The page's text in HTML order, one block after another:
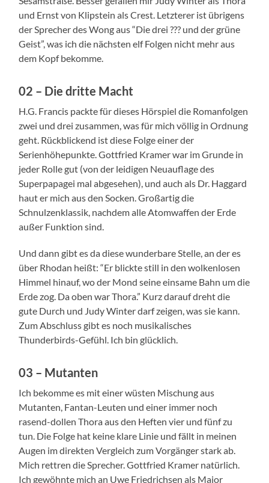
und Ernst von Klipstein als Crest. Letzterer ist übrigens
der Sprecher des Wong aus “Die drei ??? und der grüne
Geist”, was ich die nächsten elf Folgen nicht mehr aus
dem Kopf bekomme.
02 – Die dritte Macht
H.G. Francis packte für dieses Hörspiel die Romanfolgen
zwei und drei zusammen, was für mich völlig in Ordnung
geht. Rückblickend ist diese Folge einer der
Serienhöhepunkte. Gottfried Kramer war im Grunde in
jeder Rolle gut (von der leidigen Neuauflage des
Superpapagei mal abgesehen), und auch als Dr. Haggard
haut er mich aus den Socken. Großartig die
Schnulzenklassik, nachdem alle Atomwaffen der Erde
außer Funktion sind.
Und dann gibt es da diese wunderbare Stelle, an der es
über Rhodan heißt: “Er blickte still in den wolkenlosen
Himmel hinauf, wo der Mond seine einsame Bahn um die
Erde zog. Da oben war Thora.” Kurz darauf dreht die
gute Durch und Judy Winter darf zeigen, was sie kann.
Zum Abschluss gibt es noch musikalisches
Thunderbirds-Gefühl. Ich bin glücklich.
03 – Mutanten
Ich bekomme es mit einer wüsten Mischung aus
Mutanten, Fantan-Leuten und einer immer noch
rasend-dollen Thora aus den Heften vier und fünf zu
tun. Die Folge hat keine klare Linie und fällt in meinen
Augen im direkten Vergleich zum Vorgänger stark ab.
Mich rettren die Sprecher. Gottfried Kramer natürlich.
Ich gewöhnte mich an Uwe Friedrichsen als Major